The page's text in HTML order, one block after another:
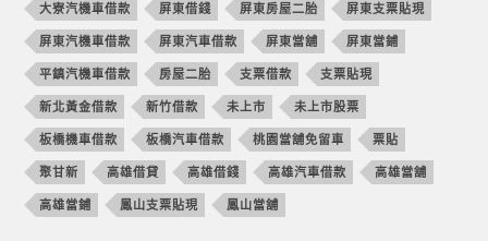
大寮汽機車借款 屏東借錢 屏東房屋二胎 屏東支票貼現
屏東汽機車借款 屏東汽車借款 屏東當舖 屏東當鋪
平鎮汽機車借款 房屋二胎 支票借款 支票貼現
新北黃金借款 新竹借款 未上市 未上市股票
板橋機車借款 板橋汽車借款 桃園當舖免留車 票貼
聚甘新 高雄借貸 高雄借錢 高雄汽車借款 高雄當舖
高雄當鋪 鳳山支票貼現 鳳山當舖